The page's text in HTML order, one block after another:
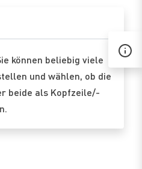
können beliebig viele
und wählen, ob die
beide als Kopfzeile/-